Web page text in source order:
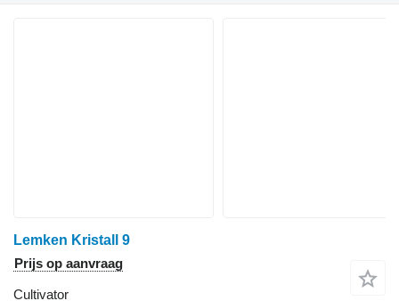
Lemken Kristall 9
Prijs op aanvraag
Cultivator